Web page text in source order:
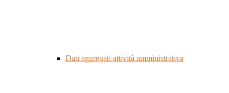
Dati aggregati attività amministrativa